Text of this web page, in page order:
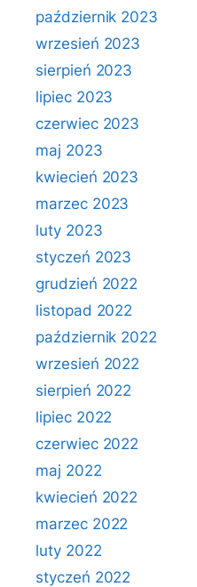
październik 2023
wrzesień 2023
sierpień 2023
lipiec 2023
czerwiec 2023
maj 2023
kwiecień 2023
marzec 2023
luty 2023
styczeń 2023
grudzień 2022
listopad 2022
październik 2022
wrzesień 2022
sierpień 2022
lipiec 2022
czerwiec 2022
maj 2022
kwiecień 2022
marzec 2022
luty 2022
styczeń 2022